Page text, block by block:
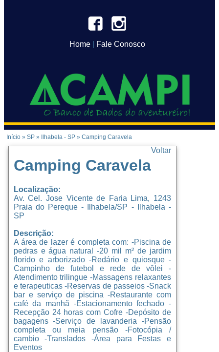
Home| Fale Conosco
Início » SP » Ilhabela - SP » Camping Caravela
Voltar
Camping Caravela
Localização:
Av. Cel. Jose Vicente de Faria Lima, 1243
Praia do Pereque - Ilhabela/SP - Ilhabela -
SP
Descrição:
A área de lazer é completa com: -Piscina de
pedras e água natural -20 mil m² de jardim
florido e arborizado -Redário e quiosque -
Campinho de futebol e rede de vôlei -
Atendimento trilingue -Massagens relaxantes
e terapeuticas -Reservas de passeios -Snack
bar e serviço de piscina -Restaurante com
café da manhã -Estacionamento fechado -
Recepção 24 horas com Cofre -Depósito de
bagagens -Serviço de lavanderia -Pensão
completa ou meia pensão -Fotocópia /
cambio -Translados -Área para Festas e
Eventos